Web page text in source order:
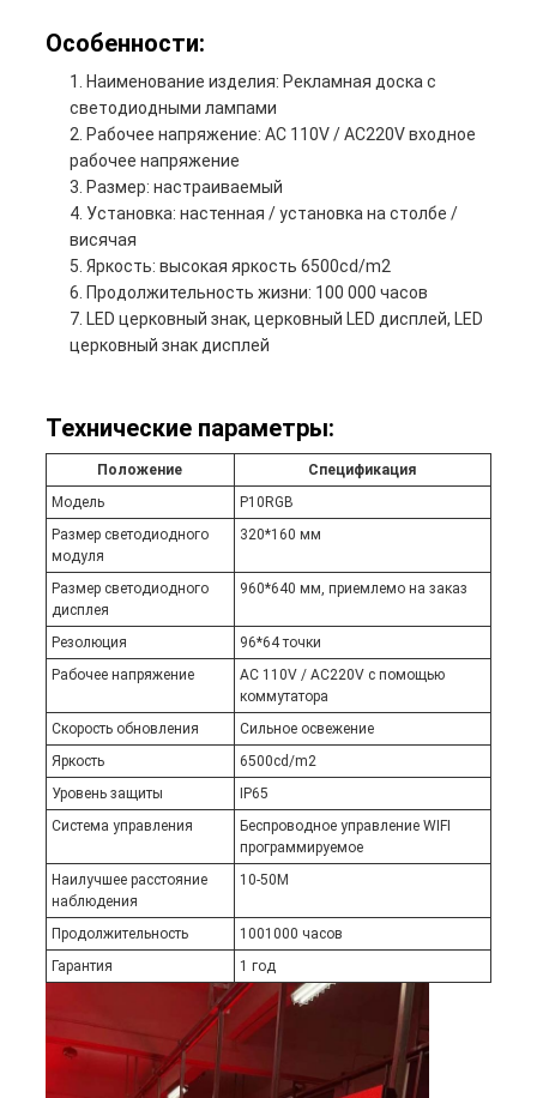
Особенности:
Наименование изделия: Рекламная доска с
светодиодными лампами
Рабочее напряжение: AC 110V / AC220V входное
рабочее напряжение
Размер: настраиваемый
Установка: настенная / установка на столбе /
висячая
Яркость: высокая яркость 6500cd/m2
Продолжительность жизни: 100 000 часов
LED церковный знак, церковный LED дисплей, LED
церковный знак дисплей
Технические параметры:
Положение
Спецификация
Модель
P10RGB
Размер светодиодного
модуля
320*160 мм
Размер светодиодного
дисплея
960*640 мм, приемлемо на заказ
Резолюция
96*64 точки
Рабочее напряжение
AC 110V / AC220V с помощью
коммутатора
Скорость обновления
Сильное освежение
Яркость
6500cd/m2
Уровень защиты
IP65
Система управления
Беспроводное управление WIFI
программируемое
Наилучшее расстояние
наблюдения
10-50M
Продолжительность
1001000 часов
Гарантия
1 год